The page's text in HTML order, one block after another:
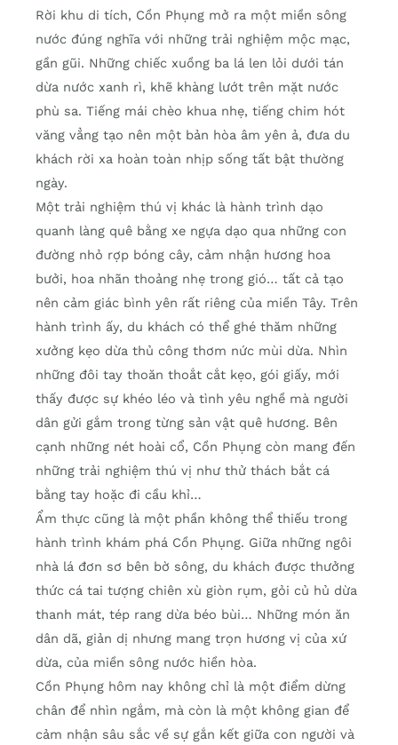
Rời khu di tích, Cồn Phụng mở ra một miền sông
nước đúng nghĩa với những trải nghiệm mộc mạc,
gần gũi. Những chiếc xuồng ba lá len lỏi dưới tán
dừa nước xanh rì, khẽ khàng lướt trên mặt nước
phù sa. Tiếng mái chèo khua nhẹ, tiếng chim hót
văng vẳng tạo nên một bản hòa âm yên ả, đưa du
khách rời xa hoàn toàn nhịp sống tất bật thường
ngày.
Một trải nghiệm thú vị khác là hành trình dạo
quanh làng quê bằng xe ngựa dạo qua những con
đường nhỏ rợp bóng cây, cảm nhận hương hoa
bưởi, hoa nhãn thoảng nhẹ trong gió… tất cả tạo
nên cảm giác bình yên rất riêng của miền Tây. Trên
hành trình ấy, du khách có thể ghé thăm những
xưởng kẹo dừa thủ công thơm nức mùi dừa. Nhìn
những đôi tay thoăn thoắt cắt kẹo, gói giấy, mới
thấy được sự khéo léo và tình yêu nghề mà người
dân gửi gắm trong từng sản vật quê hương. Bên
cạnh những nét hoài cổ, Cồn Phụng còn mang đến
những trải nghiệm thú vị như thử thách bắt cá
bằng tay hoặc đi cầu khỉ…
Ẩm thực cũng là một phần không thể thiếu trong
hành trình khám phá Cồn Phụng. Giữa những ngôi
nhà lá đơn sơ bên bờ sông, du khách được thưởng
thức cá tai tượng chiên xù giòn rụm, gỏi củ hủ dừa
thanh mát, tép rang dừa béo bùi… Những món ăn
dân dã, giản dị nhưng mang trọn hương vị của xứ
dừa, của miền sông nước hiền hòa.
Cồn Phụng hôm nay không chỉ là một điểm dừng
chân để nhìn ngắm, mà còn là một không gian để
cảm nhận sâu sắc về sự gắn kết giữa con người và